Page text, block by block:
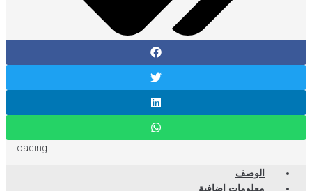
Loading...
الوصف
معلومات إضافية